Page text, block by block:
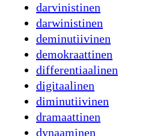
darvinistinen
darwinistinen
deminutiivinen
demokraattinen
differentiaalinen
digitaalinen
diminutiivinen
dramaattinen
dynaaminen